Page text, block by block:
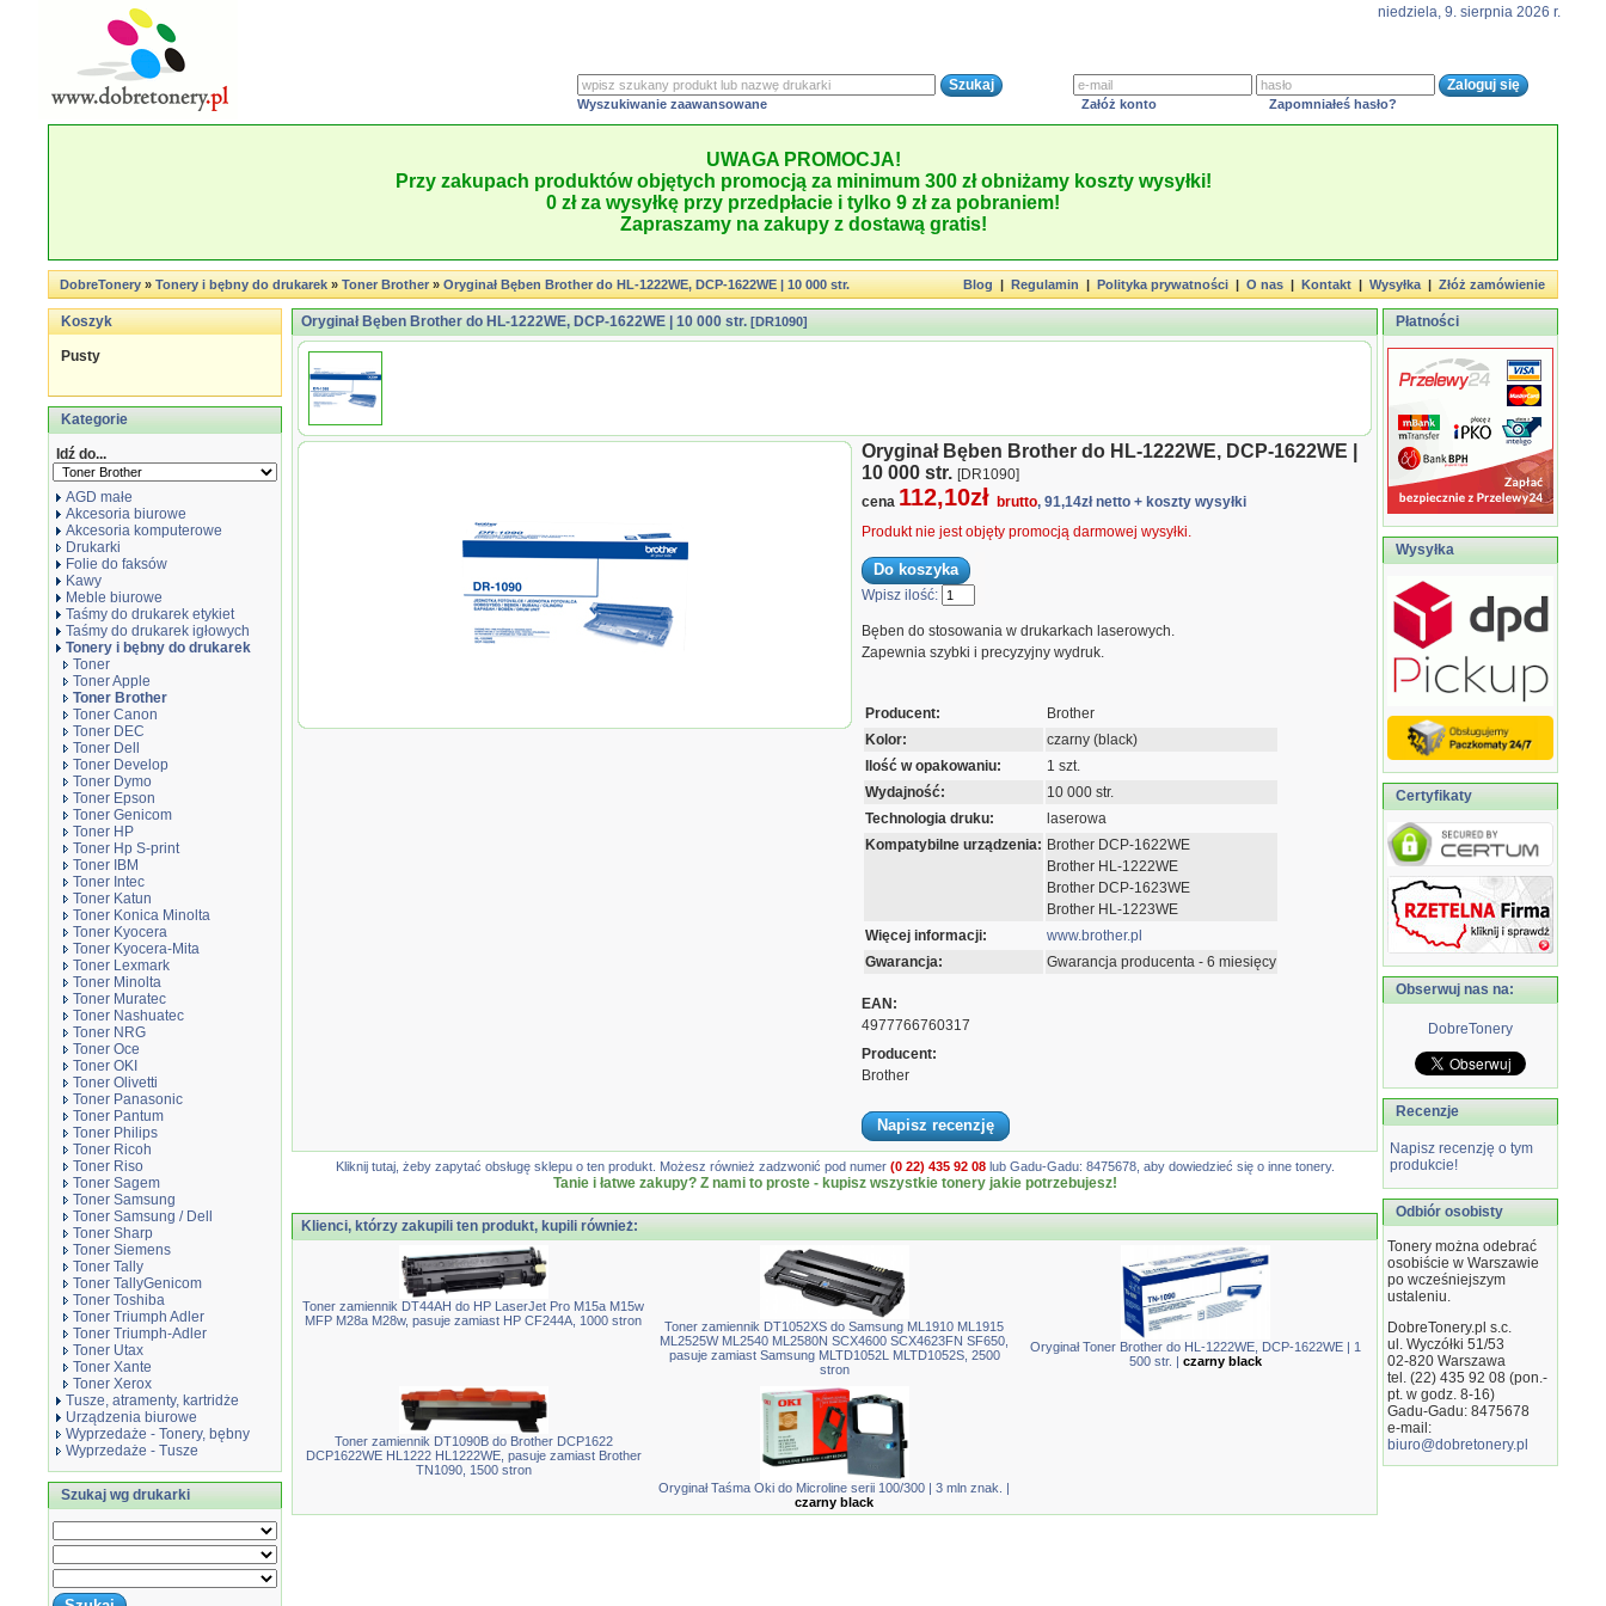
niedziela, 9. sierpnia 2026 r.
Wyszukiwanie zaawansowane Załóż konto Zapomniałeś hasło?
UWAGA PROMOCJA!
Przy zakupach produktów objętych promocją za minimum 300 zł obniżamy koszty wysyłki!
0 zł za wysyłkę przy przedpłacie i tylko 9 zł za pobraniem!
Zapraszamy na zakupy z dostawą gratis!
DobreTonery»Tonery i bębny do drukarek»Toner Brother»Oryginał Bęben Brother do HL-1222WE, DCP-1622WE | 10 000 str. Blog|Regulamin|Polityka prywatności|O nas|Kontakt|Wysyłka|Złóż zamówienie
Koszyk
Pusty
Kategorie
Idź do...
AGD małe
Akcesoria biurowe
Akcesoria komputerowe
Drukarki
Folie do faksów
Kawy
Meble biurowe
Taśmy do drukarek etykiet
Taśmy do drukarek igłowych
Tonery i bębny do drukarek
Toner
Toner Apple
Toner Brother
Toner Canon
Toner DEC
Toner Dell
Toner Develop
Toner Dymo
Toner Epson
Toner Genicom
Toner HP
Toner Hp S-print
Toner IBM
Toner Intec
Toner Katun
Toner Konica Minolta
Toner Kyocera
Toner Kyocera-Mita
Toner Lexmark
Toner Minolta
Toner Muratec
Toner Nashuatec
Toner NRG
Toner Oce
Toner OKI
Toner Olivetti
Toner Panasonic
Toner Pantum
Toner Philips
Toner Ricoh
Toner Riso
Toner Sagem
Toner Samsung
Toner Samsung / Dell
Toner Sharp
Toner Siemens
Toner Tally
Toner TallyGenicom
Toner Toshiba
Toner Triumph Adler
Toner Triumph-Adler
Toner Utax
Toner Xante
Toner Xerox
Tusze, atramenty, kartridże
Urządzenia biurowe
Wyprzedaże - Tonery, bębny
Wyprzedaże - Tusze
Szukaj wg drukarki
Oryginał Bęben Brother do HL-1222WE, DCP-1622WE | 10 000 str. [DR1090]
1222WE, DCP-1622WE | 10 000
Oryginał Bęben Brother do HL-1222WE, DCP-1622WE |
10 000 str. [DR1090]
cena 112,10zł brutto, 91,14zł netto + koszty wysyłki
Produkt nie jest objęty promocją darmowej wysyłki.
Wpisz ilość:
Bęben do stosowania w drukarkach laserowych.
Zapewnia szybki i precyzyjny wydruk.
Producent:
Brother
Kolor:
czarny (black)
Ilość w opakowaniu:
1 szt.
Wydajność:
10 000 str.
Technologia druku:
laserowa
Kompatybilne urządzenia: Brother DCP-1622WE
Brother HL-1222WE
Brother DCP-1623WE
Brother HL-1223WE
Więcej informacji:
www.brother.pl
Gwarancja:
Gwarancja producenta - 6 miesięcy
EAN:
4977766760317
Producent:
Brother
Napisz recenzję
Kliknij tutaj, żeby zapytać obsługę sklepu o ten produkt. Możesz również zadzwonić pod numer (0 22) 435 92 08lub Gadu-Gadu: 8475678, aby dowiedzieć się o inne tonery.
Tanie i łatwe zakupy? Z nami to proste - kupisz wszystkie tonery jakie potrzebujesz!
Klienci, którzy zakupili ten produkt, kupili również:
Toner zamiennik DT44AH do HP LaserJet Pro M15a M15w
MFP M28a M28w, pasuje zamiast HP CF244A, 1000 stron
Toner zamiennik DT1052XS do Samsung ML1910 ML1915
ML2525W ML2540 ML2580N SCX4600 SCX4623FN SF650,
pasuje zamiast Samsung MLTD1052L MLTD1052S, 2500
stron
Oryginał Toner Brother do HL-1222WE, DCP-1622WE | 1
500 str. | czarny black
Toner zamiennik DT1090B do Brother DCP1622
DCP1622WE HL1222 HL1222WE, pasuje zamiast Brother
TN1090, 1500 stron
Oryginał Taśma Oki do Microline serii 100/300 | 3 mln znak. |
czarny black
Płatności
Wysyłka
Certyfikaty
Obserwuj nas na:
DobreTonery
Recenzje
Napisz recenzję o tym
produkcie!
Odbiór osobisty
Tonery można odebrać
osobiście w Warszawie
po wcześniejszym
ustaleniu.
DobreTonery.pl s.c.
ul. Wyczółki 51/53
02-820 Warszawa
tel. (22) 435 92 08 (pon.-
pt. w godz. 8-16)
Gadu-Gadu: 8475678
e-mail:
biuro@dobretonery.pl